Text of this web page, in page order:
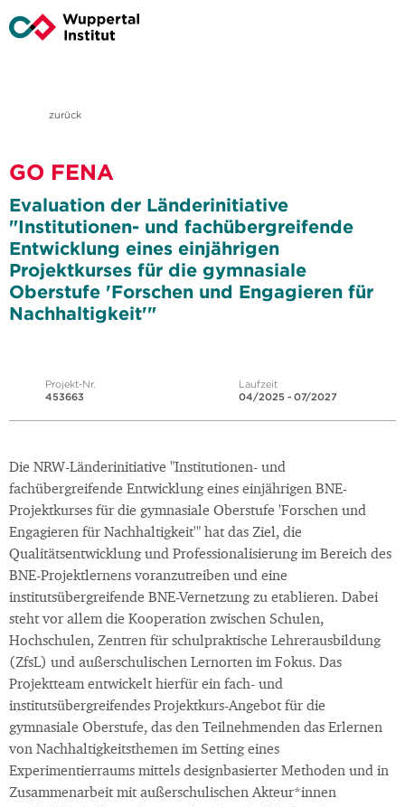
zurück
GO FENA
Evaluation der Länderinitiative
"Institutionen- und fachübergreifende
Entwicklung eines einjährigen
Projektkurses für die gymnasiale
Oberstufe 'Forschen und Engagieren für
Nachhaltigkeit'"
Projekt-Nr.
453663
Laufzeit
04/2025 - 07/2027
Die NRW-Länderinitiative "Institutionen- und
fachübergreifende Entwicklung eines einjährigen BNE-
Projektkurses für die gymnasiale Oberstufe 'Forschen und
Engagieren für Nachhaltigkeit'" hat das Ziel, die
Qualitätsentwicklung und Professionalisierung im Bereich des
BNE-Projektlernens voranzutreiben und eine
institutsübergreifende BNE-Vernetzung zu etablieren. Dabei
steht vor allem die Kooperation zwischen Schulen,
Hochschulen, Zentren für schulpraktische Lehrerausbildung
(ZfsL) und außerschulischen Lernorten im Fokus. Das
Projektteam entwickelt hierfür ein fach- und
institutsübergreifendes Projektkurs-Angebot für die
gymnasiale Oberstufe, das den Teilnehmenden das Erlernen
von Nachhaltigkeitsthemen im Setting eines
Experimentierraums mittels designbasierter Methoden und in
Zusammenarbeit mit außerschulischen Akteur*innen